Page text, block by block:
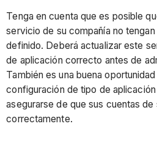
Tenga en cuenta que es posible
servicio de su compañía no
definido. Deberá actualizar este
de aplicación correcto antes de
También es una buena
configuración de tipo de
asegurarse de que sus cuentas
correctamente.